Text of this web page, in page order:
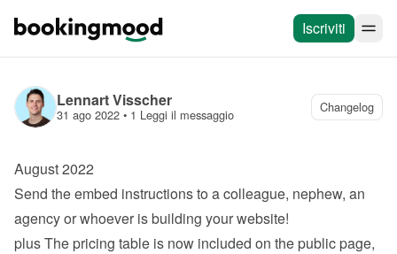
Iscriviti
Lennart Visscher
31 ago 2022 • 1 Leggi il messaggio Changelog
August 2022
Send the embed instructions to a colleague, nephew, an
agency or whoever is building your website!
plus The pricing table is now included on the public page,